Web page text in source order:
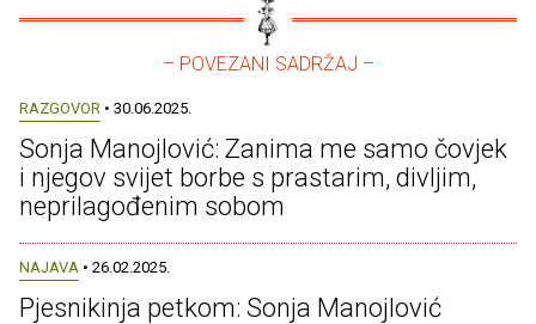
– POVEZANI SADRŽAJ –
RAZGOVOR • 30.06.2025.
Sonja Manojlović: Zanima me samo čovjek
i njegov svijet borbe s prastarim, divljim,
neprilagođenim sobom
NAJAVA • 26.02.2025.
Pjesnikinja petkom: Sonja Manojlović